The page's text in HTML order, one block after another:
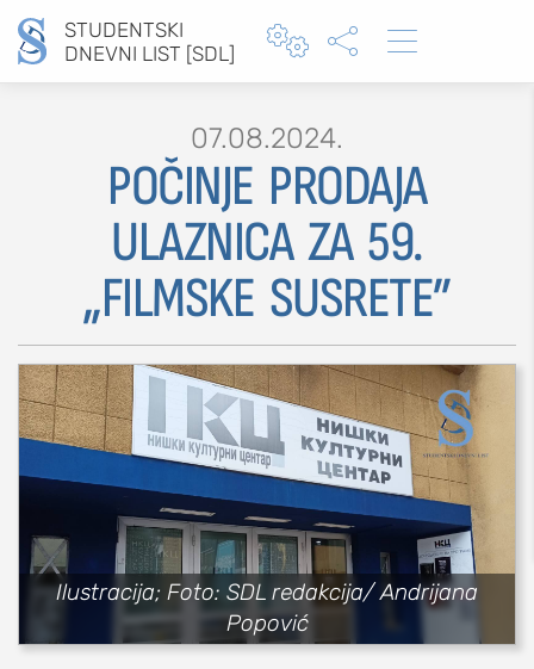
STUDENTSKI
DNEVNI LIST [SDL]
  
Type 2 or more characters for results.
MOJ SDL
prijava
SEKCIJE
društvo
kultura
sport
fudbal
košarka
07.08.2024.
POČINJE PRODAJA
ULAZNICA ZA 59.
„FILMSKE SUSRETE”
Ilustracija; Foto: SDL redakcija/ Andrijana
Popović